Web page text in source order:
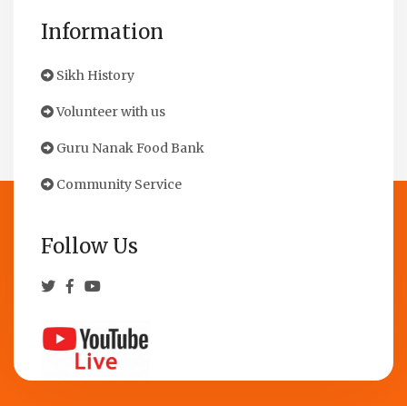
Information
Sikh History
Volunteer with us
Guru Nanak Food Bank
Community Service
Follow Us